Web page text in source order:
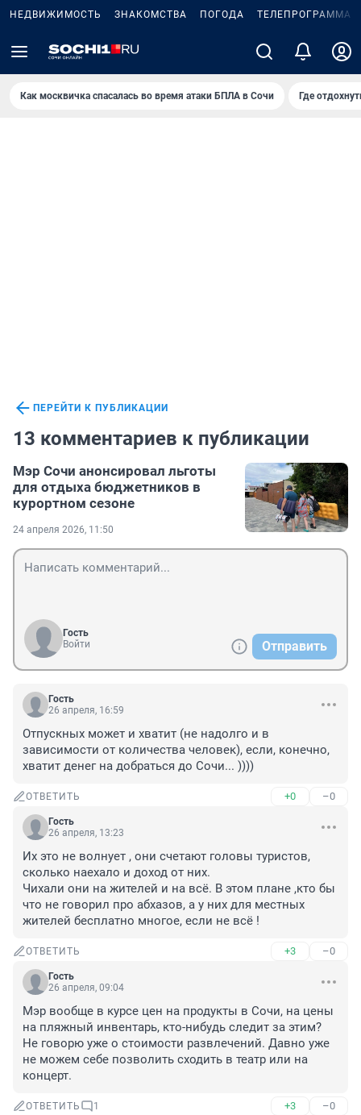
НЕДВИЖИМОСТЬ ЗНАКОМСТВА ПОГОДА ТЕЛЕПРОГРАММА
Как москвичка спасалась во время атаки БПЛА в Сочи Где
ПЕРЕЙТИ К ПУБЛИКАЦИИ
13 комментариев к публикации
Мэр Сочи анонсировал льготы
для отдыха бюджетников в
курортном сезоне
24 апреля 2026, 11:50
Гость
Войти
Отправить
Гость
26 апреля, 16:59
Отпускных может и хватит (не надолго и в
зависимости от количества человек), если, конечно,
хватит денег на добраться до Сочи... ))))
ОТВЕТИТЬ +0 –0
Гость
26 апреля, 13:23
Их это не волнует , они счетают головы туристов,
сколько наехало и доход от них.
Чихали они на жителей и на всё. В этом плане ,кто бы
что не говорил про абхазов, а у них для местных
жителей бесплатно многое, если не всё !
ОТВЕТИТЬ +3 –0
Гость
26 апреля, 09:04
Мэр вообще в курсе цен на продукты в Сочи, на цены
на пляжный инвентарь, кто-нибудь следит за этим?
Не говорю уже о стоимости развлечений. Давно уже
не можем себе позволить сходить в театр или на
концерт.
ОТВЕТИТЬ 1 +3 –0